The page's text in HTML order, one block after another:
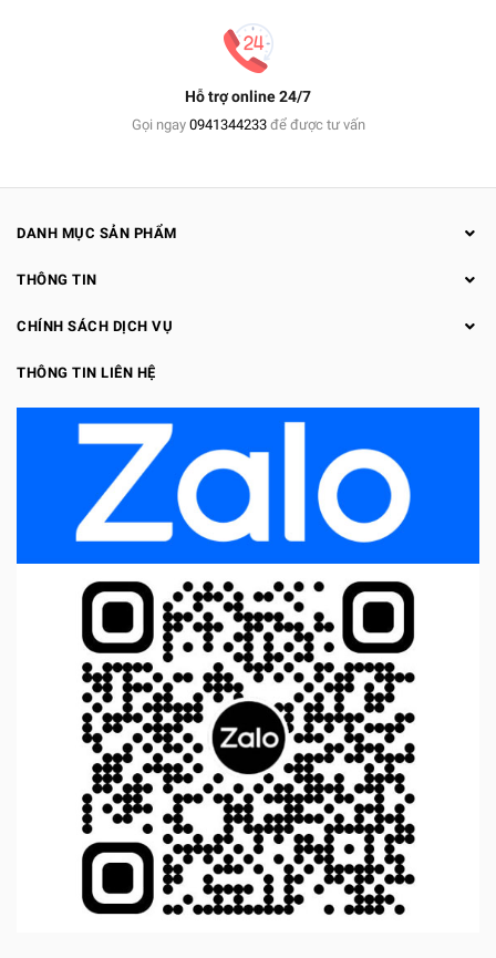
Hỗ trợ online 24/7
Gọi ngay 0941344233để được tư vấn
DANH MỤC SẢN PHẨM
THÔNG TIN
CHÍNH SÁCH DỊCH VỤ
THÔNG TIN LIÊN HỆ